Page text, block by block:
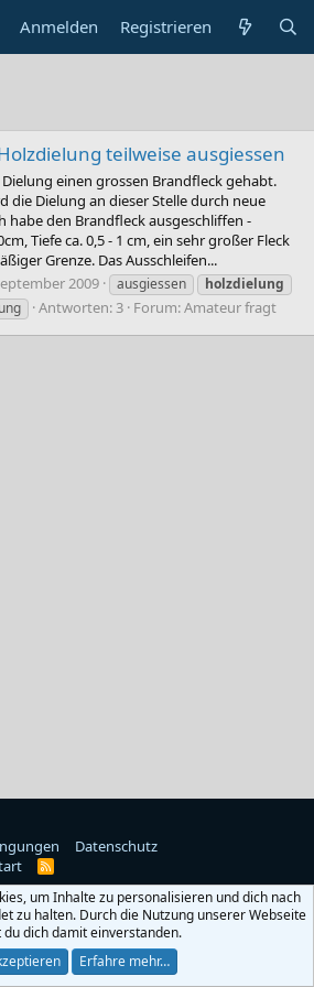
Anmelden Registrieren
teilweise ausgiessen
einen grossen Brandfleck gehabt.
die Dielung an dieser Stelle durch neue
habe den Brandfleck ausgeschliffen -
Tiefe ca. 0,5 - 1 cm, ein sehr großer Fleck
Grenze. Das Ausschleifen...
2009 ausgiessen
holzdielung
Antworten: 3 Forum:Amateur fragt
Datenschutz
R
S
um Inhalte zu personalisieren und dich nach
zu halten. Durch die Nutzung unserer Webseite
dich damit einverstanden.
Erfahre mehr…